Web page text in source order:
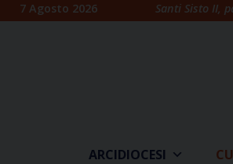
Skip7 Agosto 2026 Santi Sisto II,
ARCIDIOCESI